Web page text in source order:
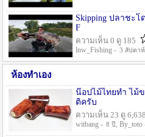
Skipping ปลาชะโ
F
ความเห็น 0 ดู 185
lnw_Fishing - 3 สัปดาห์
ห้องทำเอง
น๊อปไม้ไทยทำ ไม้
ติครับ
ความเห็น 23 ดู 6,638
witbang - 8 ปี , By_toto